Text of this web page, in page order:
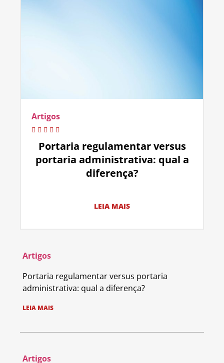
Artigos
Portaria regulamentar versus
portaria administrativa: qual a
diferença?
LEIA MAIS
Artigos
Portaria regulamentar versus portaria
administrativa: qual a diferença?
LEIA MAIS
Artigos